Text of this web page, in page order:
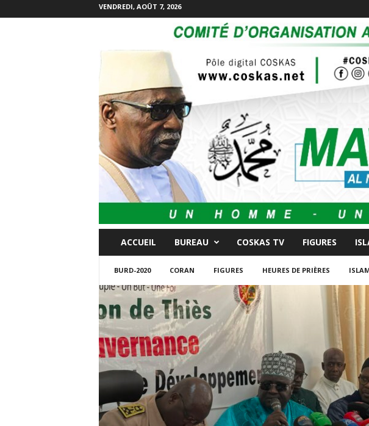
VENDREDI, AOÛT 7, 2026
ACCUEIL BUREAU COSKAS TV FIGURES
BURD-2020 CORAN FIGURES HEURES DE PRIÈRES